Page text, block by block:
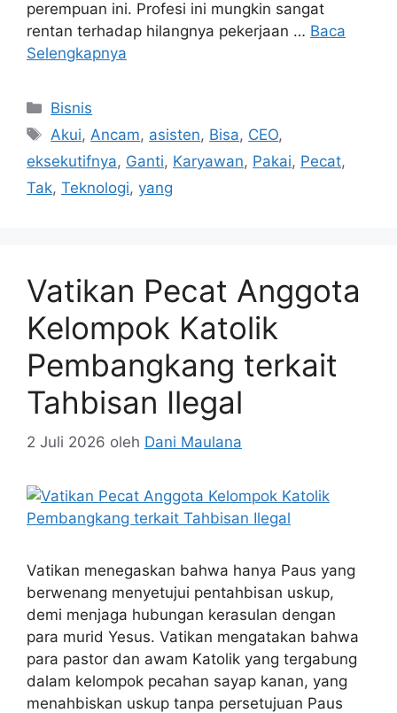
perempuan ini. Profesi ini mungkin sangat
rentan terhadap hilangnya pekerjaan … Baca
Selengkapnya
Kategori
Bisnis
Tag
Akui,Ancam, asisten, Bisa, CEO,
eksekutifnya, Ganti, Karyawan, Pakai, Pecat,
Tak, Teknologi, yang
Vatikan Pecat Anggota
Kelompok Katolik
Pembangkang terkait
Tahbisan Ilegal
2 Juli 2026 oleh Dani Maulana
Vatikan menegaskan bahwa hanya Paus yang
berwenang menyetujui pentahbisan uskup,
demi menjaga hubungan kerasulan dengan
para murid Yesus. Vatikan mengatakan bahwa
para pastor dan awam Katolik yang tergabung
dalam kelompok pecahan sayap kanan, yang
menahbiskan uskup tanpa persetujuan Paus